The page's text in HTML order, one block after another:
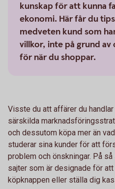
kunskap för att kunna
ekonomi. Här får du
medveten kund som
villkor, inte på grund
för när du shoppar.
Visste du att affärer du
särskilda
och dessutom köpa mer än
studerar sina kunder för att
problem och önskningar. På
sajter som är designade för
köpknappen eller ställa dig